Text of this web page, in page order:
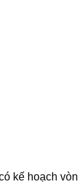
kế hoạch